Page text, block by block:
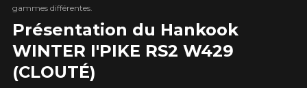
Présentation du Hankook
WINTER I'PIKE RS2 W429
(CLOUTÉ)
gammes différentes.
AJOUTER UN AVIS